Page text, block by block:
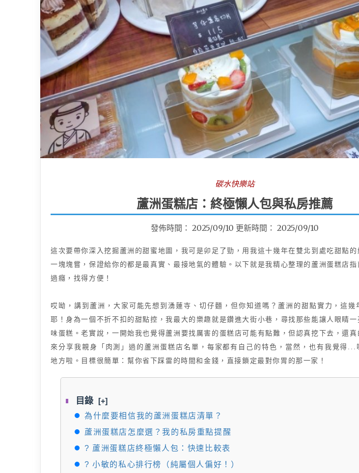
碳水快樂站
蘆洲蛋糕店：終極懶人包與私房推薦
發佈時間： 2025/09/10 更新時間： 2025/09/10
這次要帶你深入挖掘蘆洲的甜蜜地圖，我可是卯足了勁，用我這十幾年在雙北到處吃甜點的
一塊塊嘗，保證給你的都是最真實、最接地氣的體驗。以下就是我精心整理的蘆洲蛋糕店
過癮，找得方便！
哎呦，講到蘆洲，大家可能先想到湧蓮寺、切仔麵，但你知道嗎？蘆洲的甜點實力，這幾
耶！身為一個不折不扣的甜點控，我最大的樂趣就是鑽進大街小巷，尋找那些能讓人眼睛
味蛋糕。老實說，一開始我也覺得蘆洲要找厲害的蛋糕店可能有點難，但認真挖下去，還
來分享我親身「肉測」過的蘆洲蛋糕店名單，每家都有自己的特色，當然，也有我覺得...
地方啦。目標很簡單：幫你省下踩雷的時間和金錢，直接鎖定最對你胃的那一家！
目錄 [+]
為什麼要相信我的蘆洲蛋糕店清單？
蘆洲蛋糕店怎麼選？我的私房重點提醒
? 蘆洲蛋糕店終極懶人包：快速比較表
? 小敏的私心排行榜（純屬個人偏好！）